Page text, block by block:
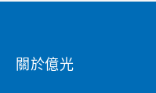
關於億光